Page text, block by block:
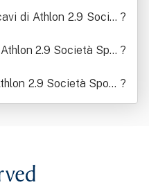
di Athlon 2.9 Societ ?
2.9 Società Spor ?
2.9 Società Sporti
Li Mitata
?